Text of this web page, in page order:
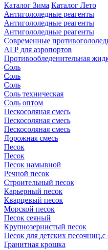
Каталог Зима Каталог Лето
Антигололедные реагенты
Антигололедные реагенты
Антигололедные реагенты
Современные
АГР для аэропортов
Противообледенительная
Соль
Соль
Соль
Соль техническая
Соль оптом
Пескосоляная смесь
Пескосоляная смесь
Пескосоляная смесь
Дорожная смесь
Песок
Песок
Песок намывной
Речной песок
Строительный песок
Карьерный песок
Кварцевый песок
Морской песок
Песок сеяный
Крупнозернистый песок
Песок для детских
Гранитная крошка